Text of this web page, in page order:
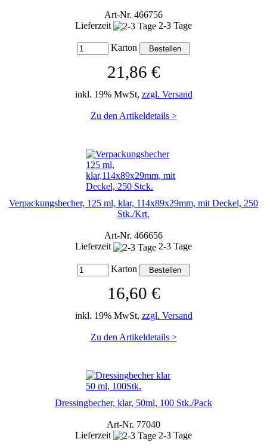
Art-Nr. 466756
Lieferzeit
2-3 Tage
Karton
21,86 €
inkl. 19% MwSt, zzgl. Versand
Zu den Artikeldetails >
Verpackungsbecher, 125 ml, klar, 114x89x29mm, mit Deckel, 250
Stk./Krt.
Art-Nr. 466656
Lieferzeit
2-3 Tage
Karton
16,60 €
inkl. 19% MwSt, zzgl. Versand
Zu den Artikeldetails >
Dressingbecher, klar, 50ml, 100 Stk./Pack
Art-Nr. 77040
Lieferzeit
2-3 Tage